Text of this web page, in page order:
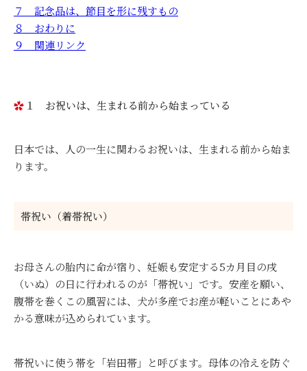
７ 記念品は、節目を形に残すもの
８ おわりに
９ 関連リンク
１ お祝いは、生まれる前から始まっている
日本では、人の一生に関わるお祝いは、生まれる前から始ま
ります。
帯祝い（着帯祝い）
お母さんの胎内に命が宿り、妊娠も安定する5カ月目の戌
（いぬ）の日に行われるのが「帯祝い」です。安産を願い、
腹帯を巻くこの風習には、犬が多産でお産が軽いことにあや
かる意味が込められています。
帯祝いに使う帯を「岩田帯」と呼びます。母体の冷えを防ぐ